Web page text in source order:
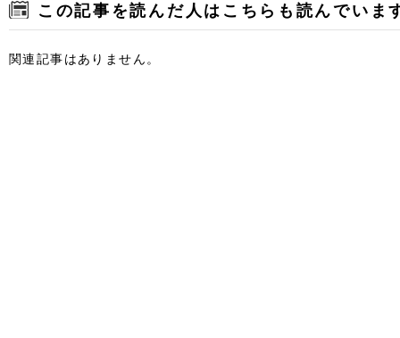
この記事を読んだ人はこちらも読んでいま
関連記事はありません。